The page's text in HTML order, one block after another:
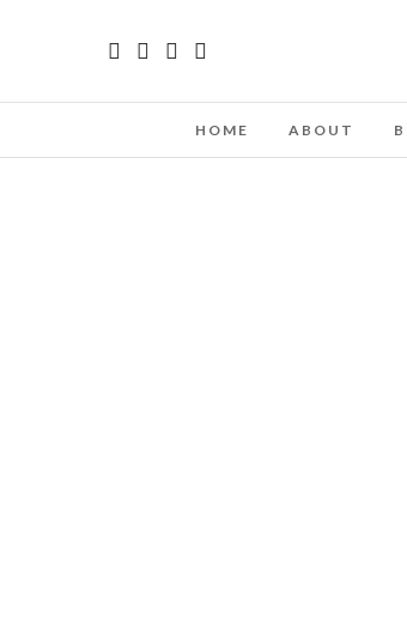
HOME ABOUT